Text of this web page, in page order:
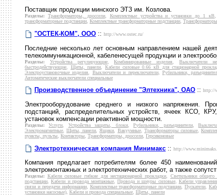
Поставщик продукции минского ЭТЗ им. Козлова.
Разделы: Трансформаторы, дроссели, Комплектные устройства и установки до 1 кВ
трансформаторные подстанции, Комплектные трансформаторные подстанции,
"ОСТЕК-КОМ", ООО :: http://www.ostec.ru/
Последние несколько лет основным направлением нашей
телекоммуникационной, кабеленесущей продукции и
Разделы: Устройства регулирующие,Комбинированные изделия ,Выключатели
быстродействующие
Щиты, панели ,Кабели силовые 0.66 кВ для стационарной
Электроустановочные изделия
Выключатели и переключатели, Рубильники,
Автоматические выключатели специальные
Производственное объединение "Элтехника", ОАО :: http://
Электрооборудование среднего и низкого напряжения.
подстанций, распределительных устройств, ячеек КСО,
установок компенсации реактивной мощности.
Разделы: Услуги Устройства защиты, блоки,Рубильники, разъединители,
Электромагнитные ,Щиты, панели Ящики Вакуумные, Трансформаторы силовые,
пункты, пульты
Контакторы Трансформаторы, дроссели Герсиконовые
Электротехническая компания Минимакс :: http://
Компания предлагает потребителям более 450
электромонтажных и электротехнических работ, а также
Разделы: Кабели силовые гибкие для нестационарной прокладки, Светильники общего
подстанции ,Кабели и провода монтажные,Провода и шнуры силовые, Кабели
связи и передачи информации, Комплектные трансформаторные подстанции ,Пускатели
установки насосные) Кабели и провода специальные Щиты, панели